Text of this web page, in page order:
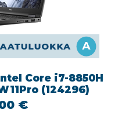
Core i7-8850H
(124296)
€